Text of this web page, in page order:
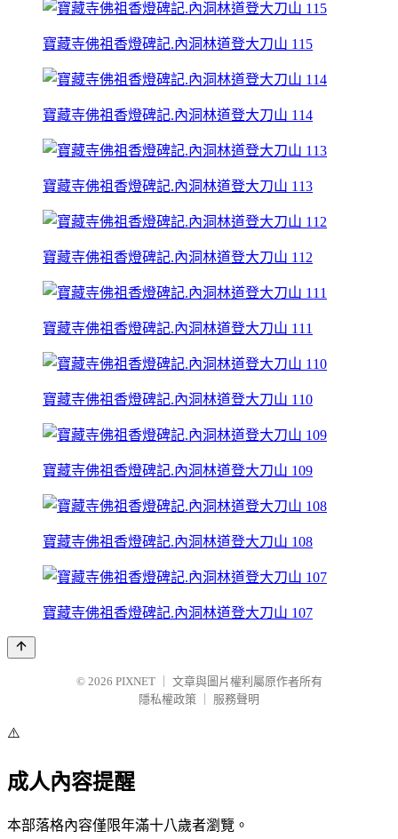
寶藏寺佛祖香燈碑記.內洞林道登大刀山 115
寶藏寺佛祖香燈碑記.內洞林道登大刀山 114
寶藏寺佛祖香燈碑記.內洞林道登大刀山 113
寶藏寺佛祖香燈碑記.內洞林道登大刀山 112
寶藏寺佛祖香燈碑記.內洞林道登大刀山 111
寶藏寺佛祖香燈碑記.內洞林道登大刀山 110
寶藏寺佛祖香燈碑記.內洞林道登大刀山 109
寶藏寺佛祖香燈碑記.內洞林道登大刀山 108
寶藏寺佛祖香燈碑記.內洞林道登大刀山 107
© 2026 PIXNET
文章與圖片權利屬原作者所有
隱私權政策
服務聲明
⚠️
成人內容提醒
本部落格內容僅限年滿十八歲者瀏覽。